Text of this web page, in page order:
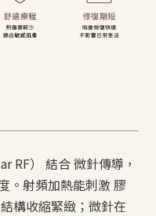
RF） 結合 微針傳導，
。射頻加熱能刺激 膠
構收縮緊緻；微針在